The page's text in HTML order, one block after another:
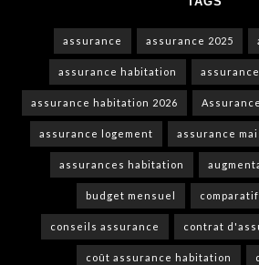
assurance assurance 2025
assurance habitation
assurance habitation 2026
assurance logement assurance
assurances habitation
budget mensuel
conseils assurance contrat
coût assurance habitation